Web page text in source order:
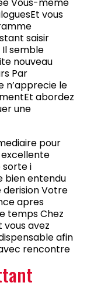
vous
saisir
semble
nouveau
Par
n’apprecie le
abordez
une
pour
sorte i
bien entendu
derision Votre
apres
temps Chez
vous avez
afin
rencontre